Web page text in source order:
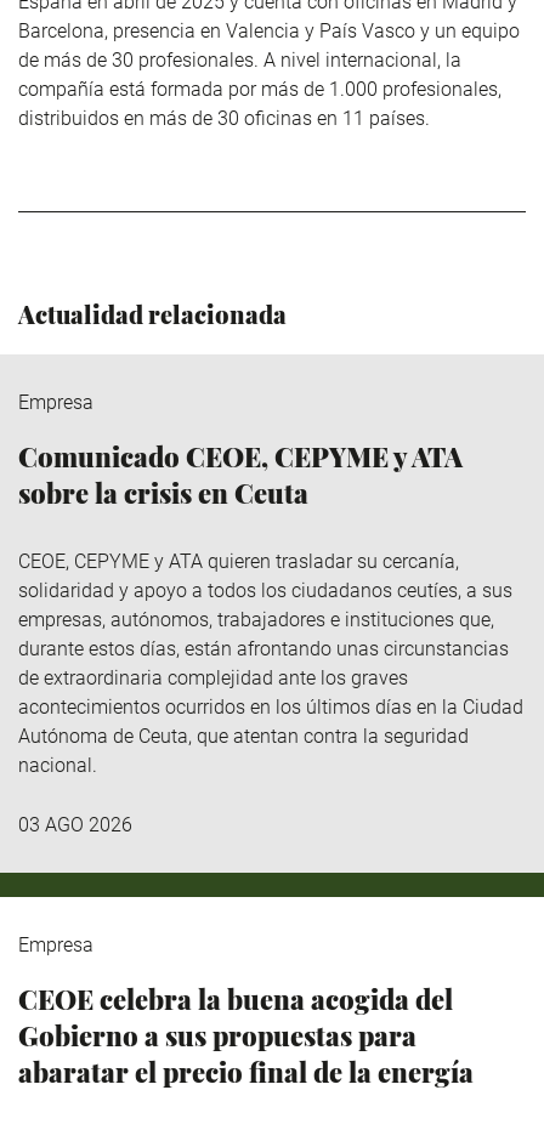
Barcelona, presencia en Valencia y País Vasco y un equipo
de más de 30 profesionales. A nivel internacional, la
compañía está formada por más de 1.000 profesionales,
distribuidos en más de 30 oficinas en 11 países.
Actualidad relacionada
Empresa
Comunicado CEOE, CEPYME y ATA
sobre la crisis en Ceuta
CEOE, CEPYME y ATA quieren trasladar su cercanía,
solidaridad y apoyo a todos los ciudadanos ceutíes, a sus
empresas, autónomos, trabajadores e instituciones que,
durante estos días, están afrontando unas circunstancias
de extraordinaria complejidad ante los graves
acontecimientos ocurridos en los últimos días en la Ciudad
Autónoma de Ceuta, que atentan contra la seguridad
nacional.
03 AGO 2026
Empresa
CEOE celebra la buena acogida del
Gobierno a sus propuestas para
abaratar el precio final de la energía